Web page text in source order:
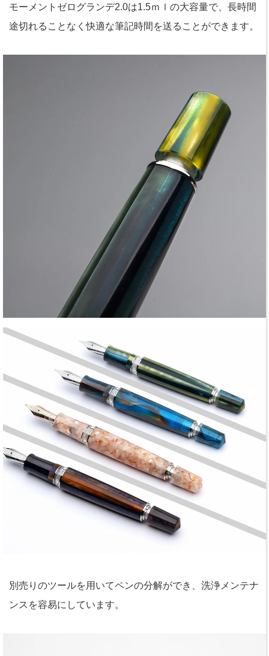
モーメントゼログランデ2.0は1.5ｍｌの大容量で、長時間
途切れることなく快適な筆記時間を送ることができます。
別売りのツールを用いてペンの分解ができ、洗浄メンテナ
ンスを容易にしています。